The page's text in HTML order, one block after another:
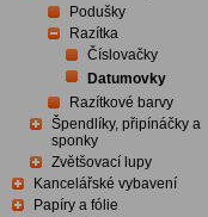
Podušky
Razítka
Číslovačky
Datumovky
Razítkové barvy
Špendlíky, připínáčky a
sponky
Zvětšovací lupy
Kancelářské vybavení
Papíry a fólie